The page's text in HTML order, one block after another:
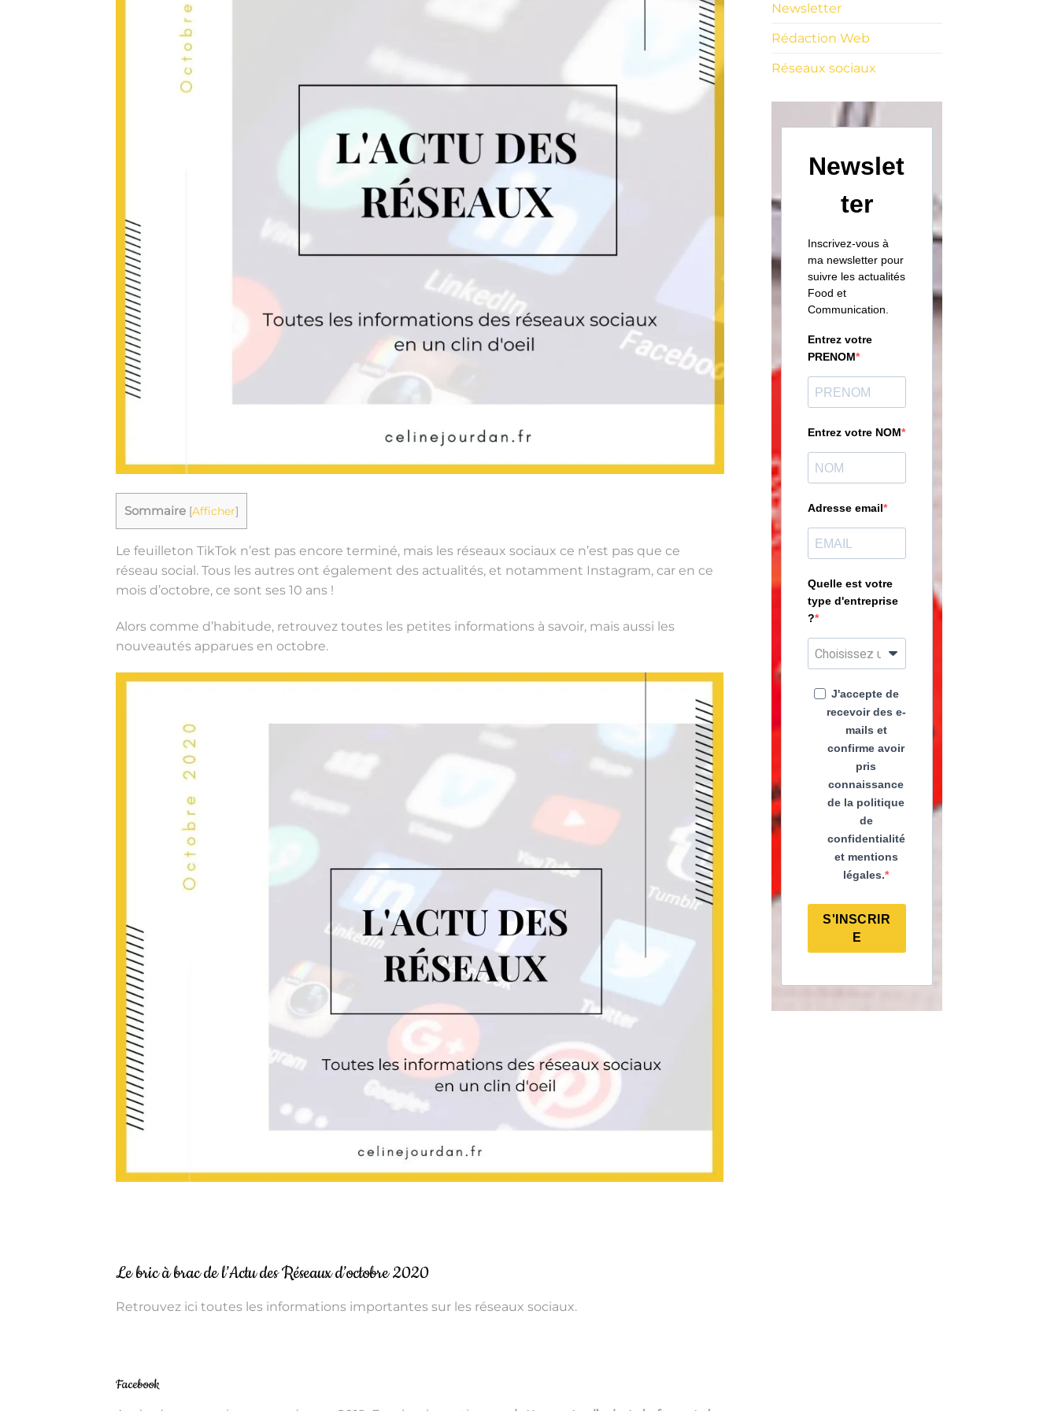
Sommaire [Afficher]
Le feuilleton TikTok n’est pas encore terminé, mais les réseaux sociaux ce n’est pas que ce
réseau social. Tous les autres ont également des actualités, et notamment Instagram, car en ce
mois d’octobre, ce sont ses 10 ans !
Alors comme d’habitude, retrouvez toutes les petites informations à savoir, mais aussi les
nouveautés apparues en octobre.
Le bric à brac de l’Actu des Réseaux d’octobre 2020
Retrouvez ici toutes les informations importantes sur les réseaux sociaux.
Facebook
Newsletter
Rédaction Web
Réseaux sociaux
Newslet
ter
Inscrivez-vous à
ma newsletter pour
suivre les actualités
Food et
Communication.
Entrez votre
PRENOM
Entrez votre NOM
Adresse email
Quelle est votre
type d'entreprise
?
J'accepte de
recevoir des e-
mails et
confirme avoir
pris
connaissance
de la politique
de
confidentialité
et mentions
légales.
S'INSCRIR
E